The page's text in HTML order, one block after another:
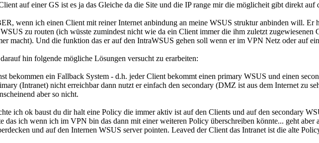
auf einer GS ist es ja das Gleiche da die Site und die IP range mir die möglicheit gibt direkt
wenn ich einen Client mit reiner Internet anbindung an meine WSUS struktur anbinden will. Er
zu routen (ich wüsste zumindest nicht wie da ein Client immer die ihm zuletzt zugewiesenen
macht). Und die funktion das er auf den IntraWSUS gehen soll wenn er im VPN Netz oder auf
hin folgende mögliche Lösungen versucht zu erarbeiten:
bekommen ein Fallback System - d.h. jeder Client bekommt einen primary WSUS und einen
(Intranet) nicht erreichbar dann nutzt er einfach den secondary (DMZ ist aus dem Internet zu
aber so nicht.
ich ok baust du dir halt eine Policy die immer aktiv ist auf den Clients und auf den secondary
das ich wenn ich im VPN bin das dann mit einer weiteren Policy überschreiben könnte... geht
und auf den Internen WSUS server pointen. Leaved der Client das Intranet ist die alte